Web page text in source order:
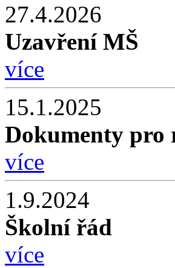
27.4.2026
Uzavření MŠ
více
15.1.2025
Dokumenty pro
více
1.9.2024
Školní řád
více